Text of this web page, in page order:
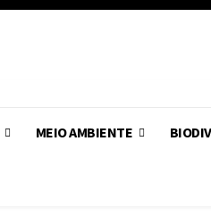
MEIO AMBIENTE